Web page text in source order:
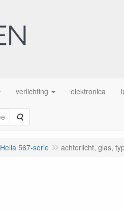
verlichting elektronica
Zoeken
Hella 567-serie achterlicht, glas,